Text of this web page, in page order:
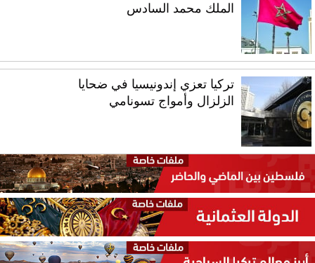
الملك محمد السادس
تركيا تعزي إندونيسيا في ضحايا
الزلزال وأمواج تسونامي